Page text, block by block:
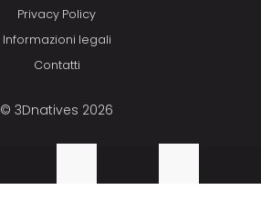
Privacy Policy
Informazioni legali
Contatti
© 3Dnatives 2026